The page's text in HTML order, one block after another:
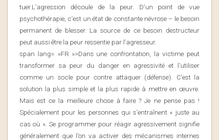
tuer.L’agression découle de la peur. D’un point de vue
psychothérapie, c’est un état de constante névrose – le besoin
permanent de blesser. La source de ce besoin destructeur
peut aussi être la peur ressentie par l’agresseur.
span lang= »FR »>Dans une confrontation, la victime peut
transformer sa peur du danger en agressivité et l’utiliser
comme un socle pour contre attaquer (défense). C’est la
solution la plus simple et la plus rapide à mettre en œuvre.
Mais est ce la meilleure chose à faire ? Je ne pense pas !
Spécialement pour les personnes qui s’entraînent « juste au
cas où ». Se programmer pour réagir agressivement signifie
généralement que l’on va activer des mécanismes internes